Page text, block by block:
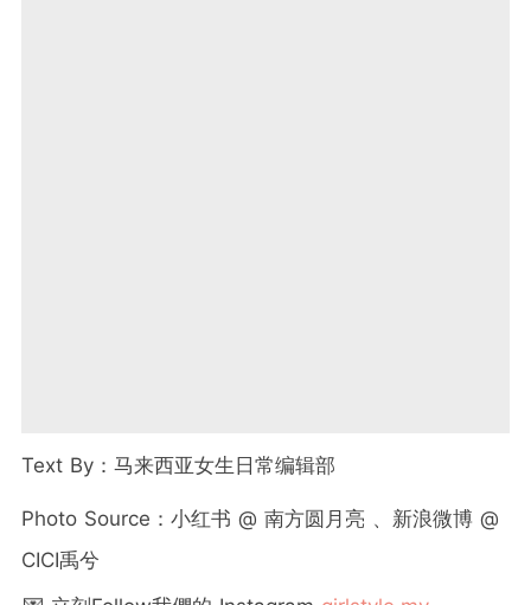
Text By：马来西亚女生日常编辑部
Photo Source：小红书 @ 南方圆月亮 、新浪微博 @
CICI禹兮